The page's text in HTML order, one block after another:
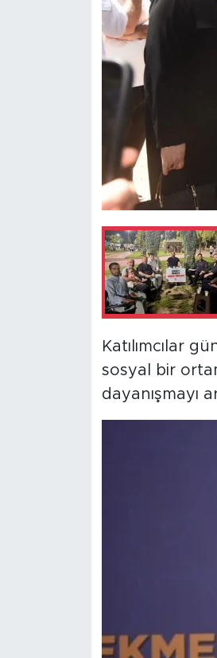
Katılımcılar
sosyal bir
dayanışmayı